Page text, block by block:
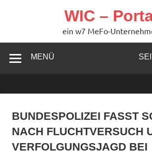
WIC –
ein w7 MeFo-
MENÜ
BUNDESPOLIZEI FASST
NACH FLUCHTVERSUCH
VERFOLGUNGSJAGD BEI